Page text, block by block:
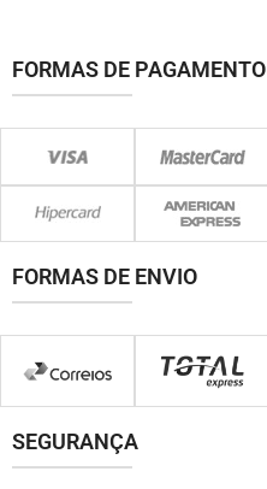
FORMAS DE PAGAMENTO
FORMAS DE ENVIO
SEGURANÇA